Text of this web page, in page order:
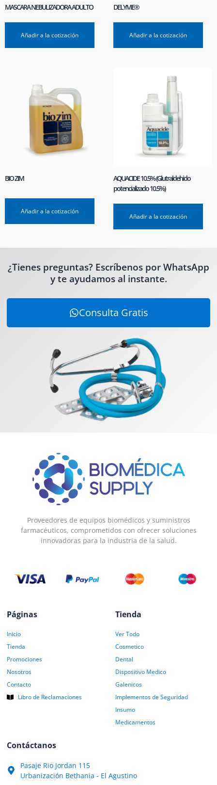
MASCARA NEBULIZADORA ADULTO
Añadir a la cotización
DELYME®
Añadir a la cotización
BIO ZIM
Añadir a la cotización
AQUACIDE 10.5% (Glutraldehido
potencializado 10.5%)
Añadir a la cotización
¿Tienes preguntas? Escríbenos por WhatsApp
y te ayudamos al instante.
Consulta Gratis
Proveedores de equipos biomédicos y suministros
farmacéuticos, comprometidos con ofrecer soluciones
innovadoras para la industria de la salud.
Páginas
Inicio
Tienda
Promociones
Nosotros
Contacto
Libro de Reclamaciones
Tienda
Ver Todo
Cosmetico
Dental
Dispositivo Medico
Galenicos
Implementos de Seguridad
Insumo
Medicamentos
Contáctanos
Pasaje Rio Jordan 115
Urbanización Bethania - El Agustino